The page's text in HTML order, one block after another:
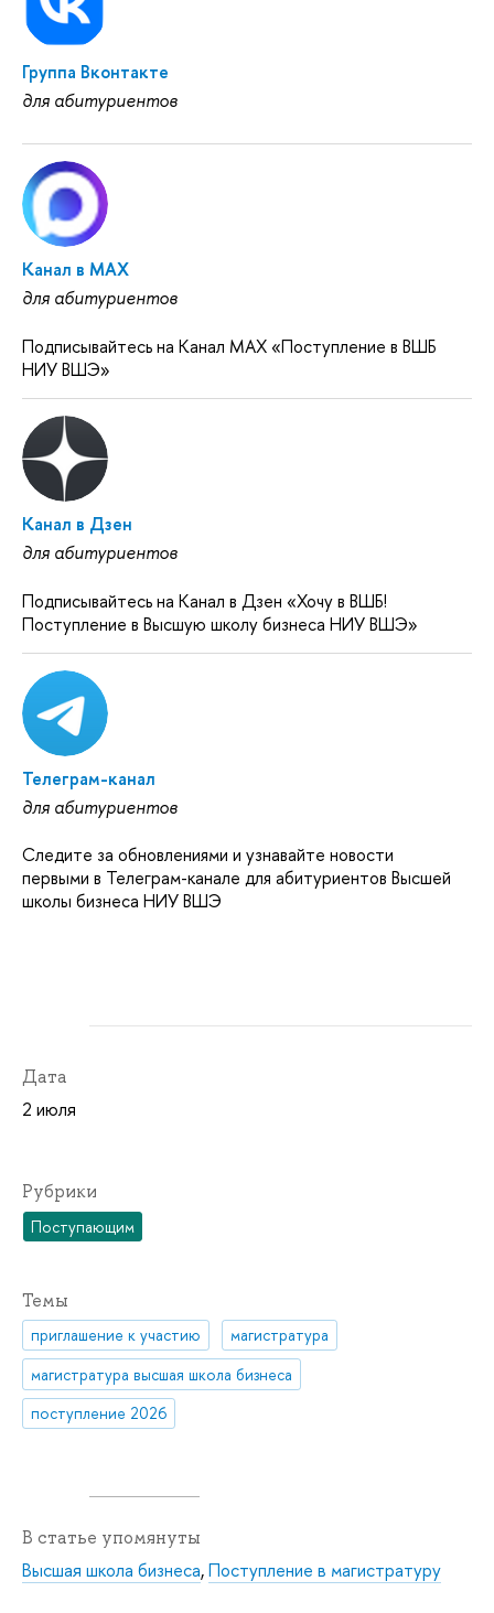
Группа Вконтакте
для абитуриентов
Канал в MAX
для абитуриентов
Подписывайтесь на Канал MAX «Поступление в ВШБ
НИУ ВШЭ»
Канал в Дзен
для абитуриентов
Подписывайтесь на Канал в Дзен «Хочу в ВШБ!
Поступление в Высшую школу бизнеса НИУ ВШЭ»
Телеграм-канал
для абитуриентов
Следите за обновлениями и узнавайте новости
первыми в Телеграм-канале для абитуриентов Высшей
школы бизнеса НИУ ВШЭ
Дата
2 июля
Рубрики
Поступающим
Темы
приглашение к участию
магистратура
магистратура высшая школа бизнеса
поступление 2026
В статье упомянуты
Высшая школа бизнеса,Поступление в магистратуру